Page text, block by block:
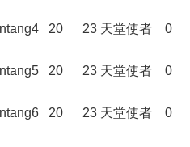
20 23 天堂使者 0
20 23 天堂使者 0
20 23 天堂使者 0